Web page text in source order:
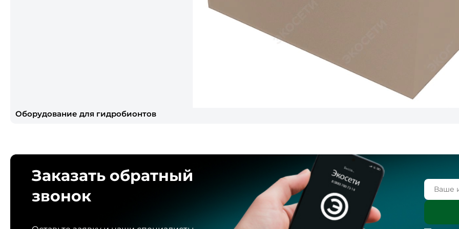
Оборудование для гидробионтов
Заказать обратный
звонок